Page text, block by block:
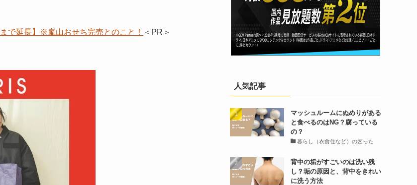
で延長】※嵐山おせち完売とのこと！ ＜PR＞
人気記事
マッシュルームにぬめりがある
と食べるのはNG？腐っている
の？
暮らし（衣食住など）の困った
背中の垢がすごいのは洗い残
し？垢の原因と、背中をきれい
に洗う方法